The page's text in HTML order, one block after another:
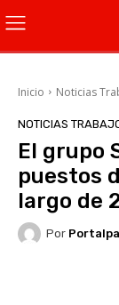
Inicio Noticias
NOTICIAS
El grupo
puestos
largo de
Por